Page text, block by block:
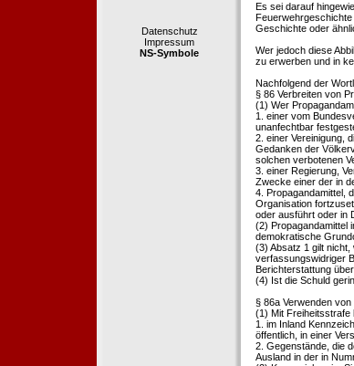
Datenschutz
Impressum
NS-Symbole
Es sei darauf
Geschichte oder
Wer jedoch diese
zu erwerben und in
Nachfolgend der
§ 86 Verbreiten von
(1) Wer
1. einer vom
unanfechtbar
2. einer Vereinigung,
Gedanken der
solchen verbotenen
3. einer Regierung,
Zwecke einer der in
4. Propagandamittel,
Organisation
oder ausführt oder in
(2) Propagandamittel
demokratische
(3) Absatz 1 gilt nicht,
verfassungswidriger
Berichterstattung
(4) Ist die Schuld
§ 86a Verwenden
(1) Mit Freiheitsstrafe
1. im Inland
öffentlich, in einer
2. Gegenstände, die
Ausland in der in